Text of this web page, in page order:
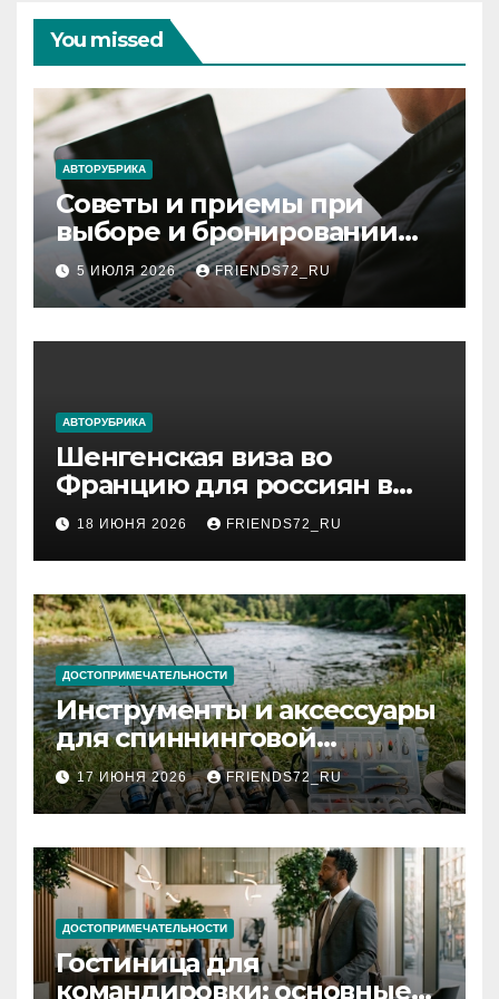
You missed
АВТОРУБРИКА
Советы и приемы при
выборе и бронировании
авиабилетов
5 ИЮЛЯ 2026 FRIENDS72_RU
АВТОРУБРИКА
Шенгенская виза во
Францию для россиян в
2026 году: сроки от 3 дней
и список необходимых
документов
18 ИЮНЯ 2026 FRIENDS72_RU
ДОСТОПРИМЕЧАТЕЛЬНОСТИ
Инструменты и аксессуары
для спиннинговой
рыбалки: назначение и
типы
17 ИЮНЯ 2026 FRIENDS72_RU
ДОСТОПРИМЕЧАТЕЛЬНОСТИ
Гостиница для
командировки: основные